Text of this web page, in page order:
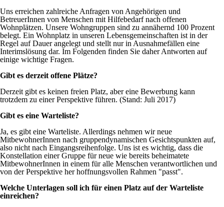
Uns erreichen zahlreiche Anfragen von Angehörigen und
BetreuerInnen von Menschen mit Hilfebedarf nach offenen
Wohnplätzen. Unsere Wohngruppen sind zu annähernd 100 Prozent
belegt. Ein Wohnplatz in unseren Lebensgemeinschaften ist in der
Regel auf Dauer angelegt und stellt nur in Ausnahmefällen eine
Interimslösung dar. Im Folgenden finden Sie daher Antworten auf
einige wichtige Fragen.
Gibt es derzeit offene Plätze?
Derzeit gibt es keinen freien Platz, aber eine Bewerbung kann
trotzdem zu einer Perspektive führen. (Stand: Juli 2017)
Gibt es eine Warteliste?
Ja, es gibt eine Warteliste. Allerdings nehmen wir neue
MitbewohnerInnen nach gruppendynamischen Gesichtspunkten auf,
also nicht nach Eingangsreihenfolge. Uns ist es wichtig, dass die
Konstellation einer Gruppe für neue wie bereits beheimatete
MitbewohnerInnen in einem für alle Menschen verantwortlichen und
von der Perspektive her hoffnungsvollen Rahmen "passt".
Welche Unterlagen soll ich für einen Platz auf der Warteliste
einreichen?